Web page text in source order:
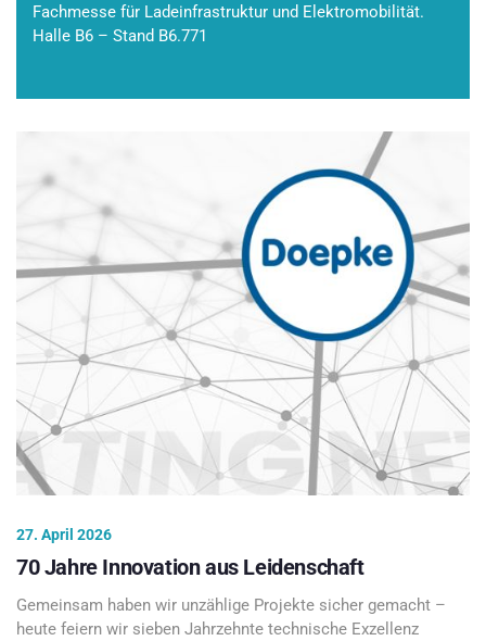
Fachmesse für Ladeinfrastruktur und Elektromobilität.
Halle B6 – Stand B6.771
27. April 2026
70 Jahre Innovation aus Leidenschaft
Gemeinsam haben wir unzählige Projekte sicher gemacht –
heute feiern wir sieben Jahrzehnte technische Exzellenz